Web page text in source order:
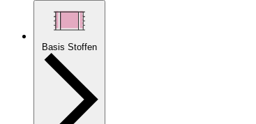
Basis Stoffen